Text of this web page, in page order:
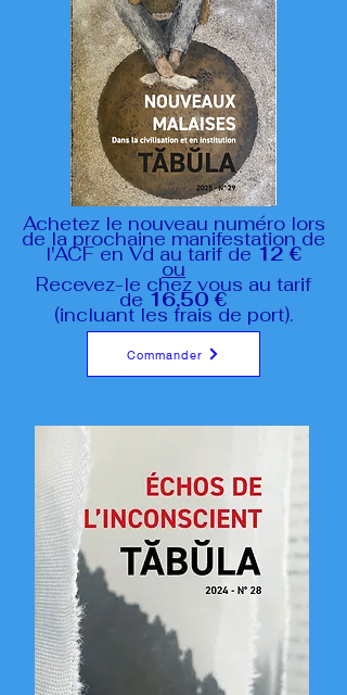
Achetez le nouveau numéro lors
de la prochaine manifestation de
l'ACF en Vd au tarif de 12 €
ou
Recevez-le chez vous au tarif
de 16,50 €
(incluant les frais de port).
Commander